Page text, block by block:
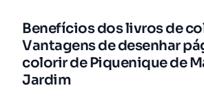
Benefícios dos livros de
Vantagens de desenhar
colorir de Piquenique de
Jardim